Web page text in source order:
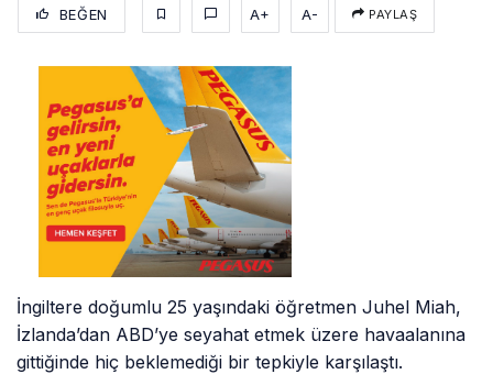
BEĞEN A+ A- PAYLAŞ
İngiltere doğumlu 25 yaşındaki öğretmen Juhel Miah,
İzlanda’dan ABD’ye seyahat etmek üzere havaalanına
gittiğinde hiç beklemediği bir tepkiyle karşılaştı.